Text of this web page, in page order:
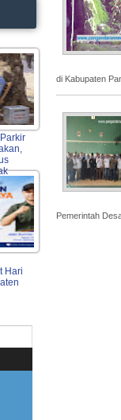
Hari
di Kabupaten
Pemerintah